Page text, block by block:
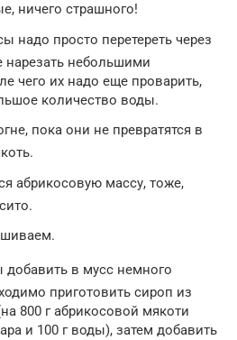
ничего страшного!
надо просто перетереть через
нарезать небольшими
чего их надо еще проварить,
количество воды.
пока они не превратятся в
абрикосовую массу, тоже,
добавить в мусс немного
приготовить сироп из
800 г абрикосовой мякоти
и 100 г воды), затем добавить